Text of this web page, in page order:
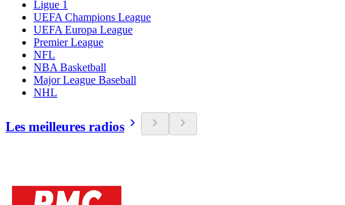
Ligue 1
UEFA Champions League
UEFA Europa League
Premier League
NFL
NBA Basketball
Major League Baseball
NHL
Les meilleures radios